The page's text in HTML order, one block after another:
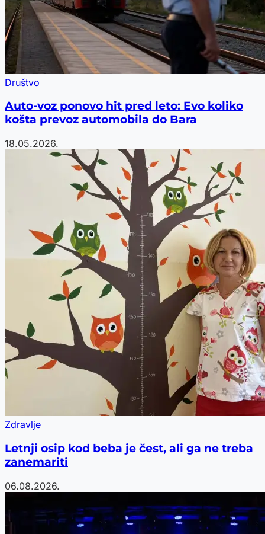
Društvo
Auto-voz ponovo hit pred leto: Evo koliko
košta prevoz automobila do Bara
18.05.2026.
Zdravlje
Letnji osip kod beba je čest, ali ga ne treba
zanemariti
06.08.2026.